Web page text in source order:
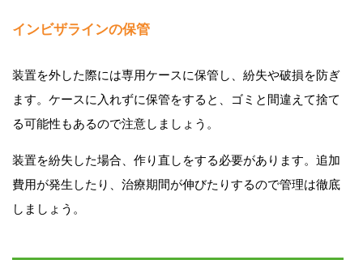
インビザラインの保管
装置を外した際には専用ケースに保管し、紛失や破損を防ぎ
ます。ケースに入れずに保管をすると、ゴミと間違えて捨て
る可能性もあるので注意しましょう。
装置を紛失した場合、作り直しをする必要があります。追加
費用が発生したり、治療期間が伸びたりするので管理は徹底
しましょう。